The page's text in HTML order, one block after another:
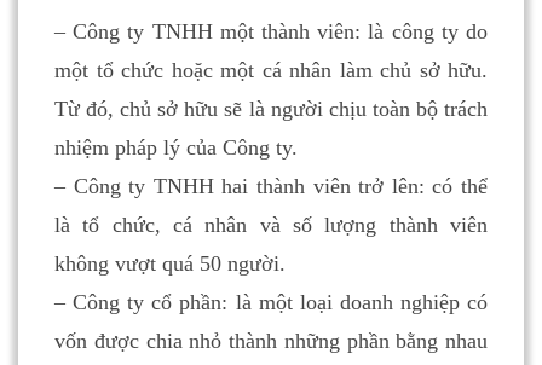
– Công ty TNHH một thành viên: là công ty do
một tổ chức hoặc một cá nhân làm chủ sở hữu.
Từ đó, chủ sở hữu sẽ là người chịu toàn bộ trách
nhiệm pháp lý của Công ty.
– Công ty TNHH hai thành viên trở lên: có thể
là tổ chức, cá nhân và số lượng thành viên
không vượt quá 50 người.
– Công ty cổ phần: là một loại doanh nghiệp có
vốn được chia nhỏ thành những phần bằng nhau